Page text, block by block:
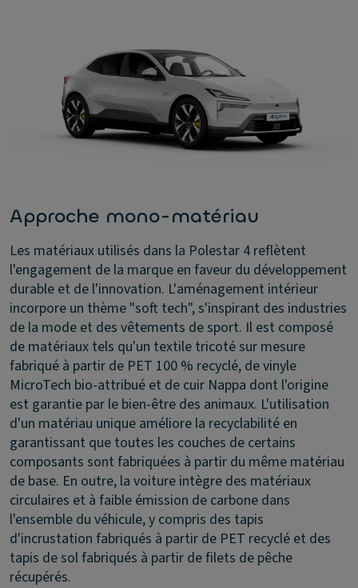
Approche mono-matériau
Les matériaux utilisés dans la Polestar 4 reflètent
l'engagement de la marque en faveur du développement
durable et de l'innovation. L'aménagement intérieur
incorpore un thème "soft tech", s'inspirant des industries
de la mode et des vêtements de sport. Il est composé
de matériaux tels qu'un textile tricoté sur mesure
fabriqué à partir de PET 100 % recyclé, de vinyle
MicroTech bio-attribué et de cuir Nappa dont l'origine
est garantie par le bien-être des animaux. L'utilisation
d'un matériau unique améliore la recyclabilité en
garantissant que toutes les couches de certains
composants sont fabriquées à partir du même matériau
de base. En outre, la voiture intègre des matériaux
circulaires et à faible émission de carbone dans
l'ensemble du véhicule, y compris des tapis
d'incrustation fabriqués à partir de PET recyclé et des
tapis de sol fabriqués à partir de filets de pêche
récupérés.